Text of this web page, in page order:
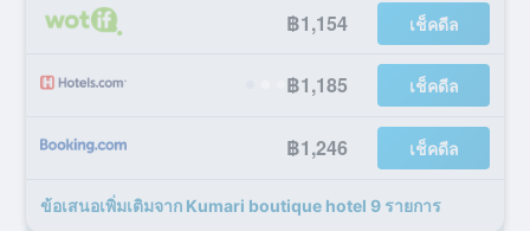
฿1,154 เช็คดีล
฿1,185 เช็คดีล
฿1,246 เช็คดีล
ข้อเสนอเพิ่มเติมจาก Kumari boutique hotel 9 รายการ